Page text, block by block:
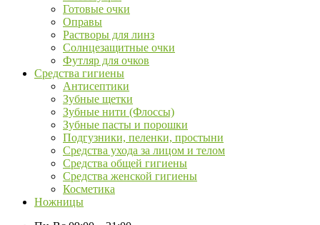
Готовые очки
Оправы
Растворы для линз
Солнцезащитные очки
Футляр для очков
Средства гигиены
Антисептики
Зубные щетки
Зубные нити (Флоссы)
Зубные пасты и порошки
Подгузники, пеленки, простыни
Средства ухода за лицом и телом
Средства общей гигиены
Средства женской гигиены
Косметика
Ножницы